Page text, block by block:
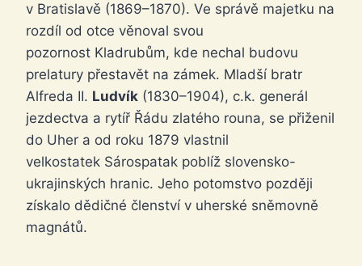
v Bratislavě (1869–1870). Ve správě majetku na
rozdíl od otce věnoval svou
pozornost Kladrubům, kde nechal budovu
prelatury přestavět na zámek. Mladší bratr
Alfreda II. Ludvík (1830–1904), c.k. generál
jezdectva a rytíř Řádu zlatého rouna, se přiženil
do Uher a od roku 1879 vlastnil
velkostatek Sárospatak poblíž slovensko-
ukrajinských hranic. Jeho potomstvo později
získalo dědičné členství v uherské sněmovně
magnátů.